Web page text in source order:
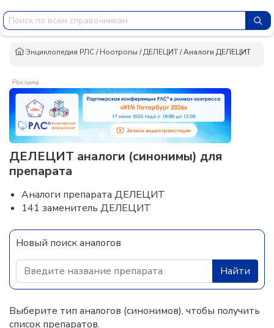
Энциклопедия РЛС/Ноотропы /ДЕЛЕЦИТ/Аналоги ДЕЛЕЦИТ
Реклама
ДЕЛЕЦИТ аналоги (синонимы) для
препарата
Аналоги препарата ДЕЛЕЦИТ
141 заменитель ДЕЛЕЦИТ
Новый поиск аналогов
Найти
Выберите тип аналогов (синонимов), чтобы получить
список препаратов.